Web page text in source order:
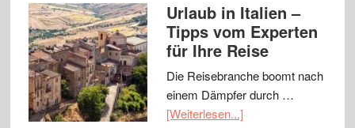
Urlaub in Italien –
Tipps vom Experten
für Ihre Reise
Die Reisebranche boomt nach
einem Dämpfer durch …
[Weiterlesen...]